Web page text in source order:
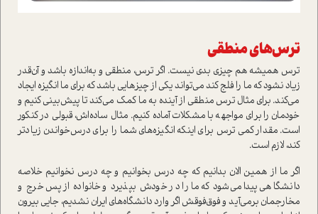
ترس‌های منطقی
ترس همیشه هم چیزی بدی نیست. اگر ترس، منطقی و به‌اندازه باشد و آن‌قدر
زیاد نشود که ما را فلج کند می‌تواند یکی از چیزهایی باشد که برای ما انگیزه ایجاد
می‌کند. برای مثال ترس منطقی از آینده به ما کمک می‌کند تا پیش‌بینی کنیم و
خودمان را برای مواجهه با مشکلات آماده کنیم. مثال ساده‌اش، قبولی در کنکور
است. مقدار کمی ترس برای اینکه انگیزه‌های شما را برای درس‌خواندن زیادتر
کند، لازم است.
اگر ما از همین الان بدانیم که چه درس بخوانیم و چه درس نخوانیم خلاصه
دانشگاهی پیدا می‌شود که ما را در خودش بپذیرد و خانواده از پس خرج و
مخارجمان برمی‌آید و فوق‌فوقش اگر وارد دانشگاه‌های ایران نشدیم، جایی بیرون